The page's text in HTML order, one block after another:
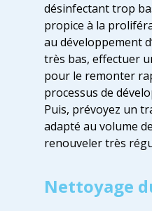
désinfectant trop
propice à la
au développement
très bas, effectuer
pour le remonter
processus de
Puis, prévoyez un
adapté au volume
renouveler très
Nettoyage